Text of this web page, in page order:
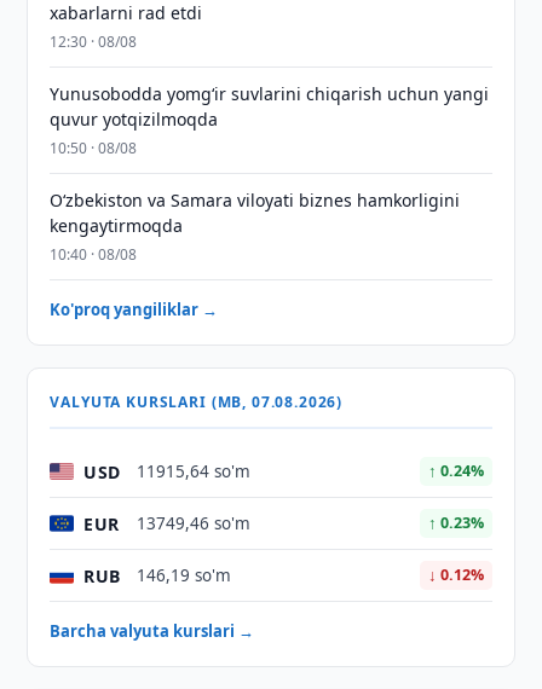
xabarlarni rad etdi
12:30 · 08/08
Yunusobodda yomg‘ir suvlarini chiqarish uchun yangi
quvur yotqizilmoqda
10:50 · 08/08
Oʻzbekiston va Samara viloyati biznes hamkorligini
kengaytirmoqda
10:40 · 08/08
Ko'proq yangiliklar →
VALYUTA KURSLARI (MB, 07.08.2026)
USD 11915,64 so'm ↑ 0.24%
EUR 13749,46 so'm ↑ 0.23%
RUB 146,19 so'm ↓ 0.12%
Barcha valyuta kurslari →